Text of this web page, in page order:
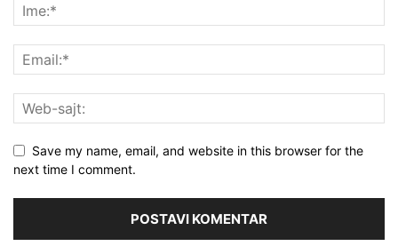
Save my name, email, and website in this browser for the
next time I comment.